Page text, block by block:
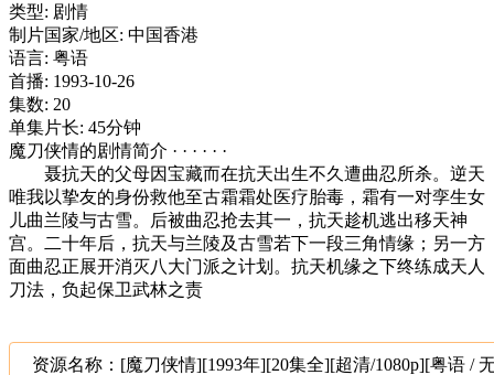
类型: 剧情
制片国家/地区: 中国香港
语言: 粤语
首播: 1993-10-26
集数: 20
单集片长: 45分钟
魔刀侠情的剧情简介 · · · · · ·
聂抗天的父母因宝藏而在抗天出生不久遭曲忍所杀。逆天
唯我以挚友的身份救他至古霜霜处医疗胎毒，霜有一对孪生女
儿曲兰陵与古雪。后被曲忍抢去其一，抗天趁机逃出移天神
宫。二十年后，抗天与兰陵及古雪若下一段三角情缘；另一方
面曲忍正展开消灭八大门派之计划。抗天机缘之下终练成天人
刀法，负起保卫武林之责
资源名称：[魔刀侠情][1993年][20集全][超清/1080p][粤语 /